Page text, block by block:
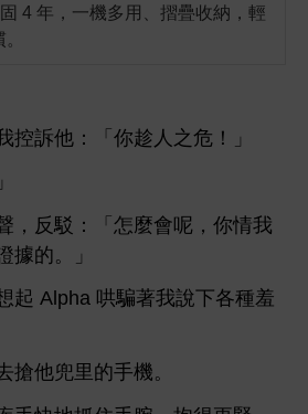
4 年，一機多用、摺疊收納，輕
控訴 ：「 趁
之危！」
，反駁：「 麼
呢，
據
。」
起 Alpha 哄騙著
各種羞
搶 兜里
。